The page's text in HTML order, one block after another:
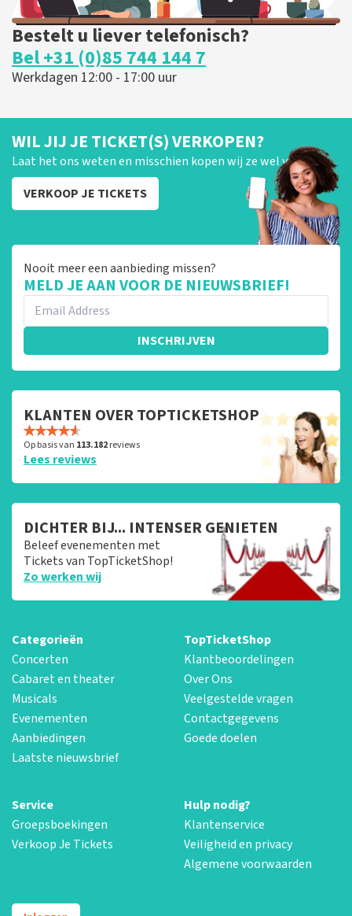
Bestelt u liever telefonisch?
Bel +31 (0)85 744 144 7
Werkdagen 12:00 - 17:00 uur
WIL JIJ JE TICKET(S) VERKOPEN?
Laat het ons weten en misschien kopen wij ze wel van je!
VERKOOP JE TICKETS
Nooit meer een aanbieding missen?
MELD JE AAN VOOR DE NIEUWSBRIEF!
INSCHRIJVEN
KLANTEN OVER TOPTICKETSHOP
Op basis van 113.182reviews
Lees reviews
DICHTER BIJ... INTENSER GENIETEN
Beleef evenementen met
Tickets van TopTicketShop!
Zo werken wij
Categorieën
Concerten
Cabaret en theater
Musicals
Evenementen
Aanbiedingen
Laatste nieuwsbrief
TopTicketShop
Klantbeoordelingen
Over Ons
Veelgestelde vragen
Contactgegevens
Goede doelen
Service
Groepsboekingen
Verkoop Je Tickets
Hulp nodig?
Klantenservice
Veiligheid en privacy
Algemene voorwaarden